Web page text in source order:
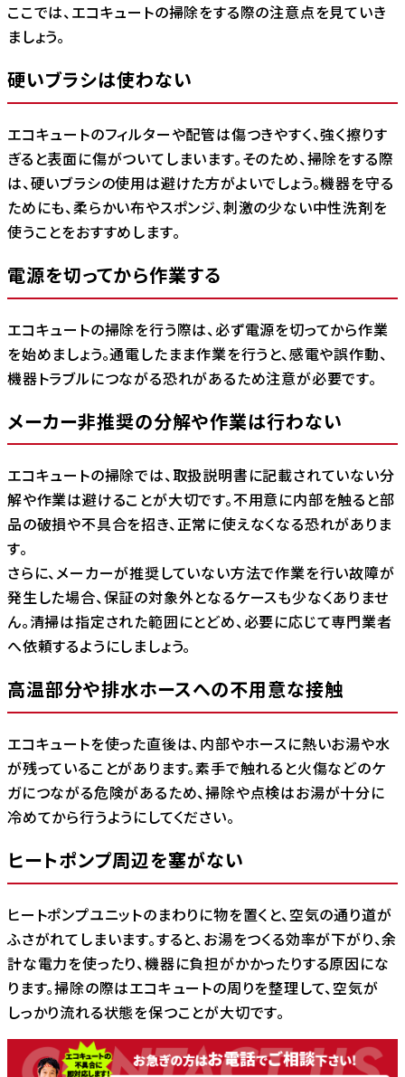
ここでは、エコキュートの掃除をする際の注意点を見ていき
ましょう。
硬いブラシは使わない
エコキュートのフィルターや配管は傷つきやすく、強く擦りす
ぎると表面に傷がついてしまいます。そのため、掃除をする際
は、硬いブラシの使用は避けた方がよいでしょう。機器を守る
ためにも、柔らかい布やスポンジ、刺激の少ない中性洗剤を
使うことをおすすめします。
電源を切ってから作業する
エコキュートの掃除を行う際は、必ず電源を切ってから作業
を始めましょう。通電したまま作業を行うと、感電や誤作動、
機器トラブルにつながる恐れがあるため注意が必要です。
メーカー非推奨の分解や作業は行わない
エコキュートの掃除では、取扱説明書に記載されていない分
解や作業は避けることが大切です。不用意に内部を触ると部
品の破損や不具合を招き、正常に使えなくなる恐れがありま
す。
さらに、メーカーが推奨していない方法で作業を行い故障が
発生した場合、保証の対象外となるケースも少なくありませ
ん。清掃は指定された範囲にとどめ、必要に応じて専門業者
へ依頼するようにしましょう。
高温部分や排水ホースへの不用意な接触
エコキュートを使った直後は、内部やホースに熱いお湯や水
が残っていることがあります。素手で触れると火傷などのケ
ガにつながる危険があるため、掃除や点検はお湯が十分に
冷めてから行うようにしてください。
ヒートポンプ周辺を塞がない
ヒートポンプユニットのまわりに物を置くと、空気の通り道が
ふさがれてしまいます。すると、お湯をつくる効率が下がり、余
計な電力を使ったり、機器に負担がかかったりする原因にな
ります。掃除の際はエコキュートの周りを整理して、空気が
しっかり流れる状態を保つことが大切です。